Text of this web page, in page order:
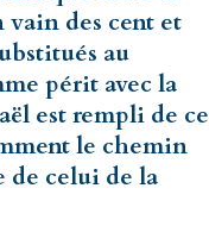
vain des cent et
au
périt avec la
est rempli de
le chemin
de celui de la